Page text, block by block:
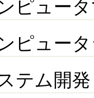
ピュー
ピュー
テム開発